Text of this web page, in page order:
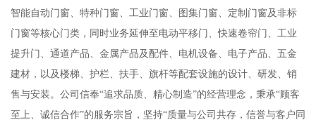
智能自动门窗、特种门窗、工业门窗、图集门窗、定制门窗及非标
门窗等核心门类，同时业务延伸至电动平移门、快速卷帘门、工业
提升门、通道产品、金属产品及配件、电机设备、电子产品、五金
建材，以及楼梯、护栏、扶手、旗杆等配套设施的设计、研发、销
售与安装。公司信奉“追求品质、精心制造”的经营理念，秉承“顾客
至上、诚信合作”的服务宗旨，坚持“质量与公司共存，信誉与客户同